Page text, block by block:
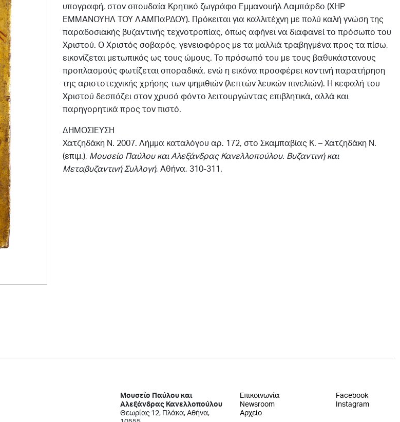
υπογραφή, στον σπουδαία Κρητικό ζωγράφο Εμμανουήλ Λαμπάρδο (ΧΗΡ
ΕΜΜΑΝΟΥΗΛ ΤΟΥ ΛΑΜΠαΡΔΟΥ). Πρόκειται για καλλιτέχνη με πολύ καλή γνώση της
παραδοσιακής βυζαντινής τεχνοτροπίας, όπως αφήνει να διαφανεί το πρόσωπο του
Χριστού. Ο Χριστός σοβαρός, γενειοφόρος με τα μαλλιά τραβηγμένα προς τα πίσω,
εικονίζεται μετωπικός ως τους ώμους. Το πρόσωπό του με τους βαθυκάστανους
προπλασμούς φωτίζεται σποραδικά, ενώ η εικόνα προσφέρει κοντινή παρατήρηση
της αριστοτεχνικής χρήσης των ψημιθιών (λεπτών λευκών πινελιών). Η κεφαλή του
Χριστού δεσπόζει στον χρυσό φόντο λειτουργώντας επιβλητικά, αλλά και
παρηγορητικά προς τον πιστό.
ΔΗΜΟΣΙΕΥΣΗ
Χατζηδάκη Ν. 2007. Λήμμα καταλόγου αρ. 172, στο Σκαμπαβίας Κ. – Χατζηδάκη Ν.
(επιμ.), Μουσείο Παύλου και Αλεξάνδρας Κανελλοπούλου. Βυζαντινή και
Μεταβυζαντινή Συλλογή, Αθήνα, 310-311.
Μουσείο Παύλου και
Αλεξάνδρας Κανελλοπούλου
Θεωρίας 12, Πλάκα, Αθήνα,
Επικοινωνία
Newsroom
Αρχείο
Facebook
Instagram